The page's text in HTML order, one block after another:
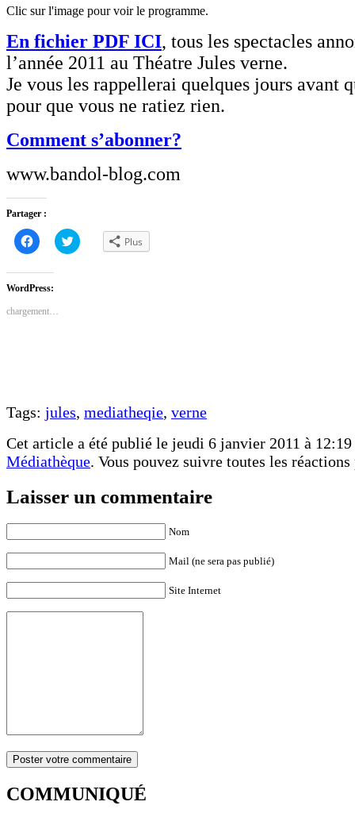
Clic sur l'image pour voir le programme.
En fichier PDF ICI, tous les spectacles
l’année 2011 au Théatre Jules verne.
Je vous les rappellerai quelques jours avant
pour que vous ne ratiez rien.
Comment s’abonner?
www.bandol-blog.com
Partager :
Cliquez
pour
partager
Facebook(ouvre
dans
une
fenêtre)
Cliquez
pour Plus
WordPress:
chargement…
Tags: jules, mediatheqie, verne
Cet article a été publié le jeudi 6 janvier 2011 à 12:19
Médiathèque. Vous pouvez suivre toutes les
Laisser un commentaire
Nom
Mail (ne sera pas publié)
Site Internet
COMMUNIQUÉ